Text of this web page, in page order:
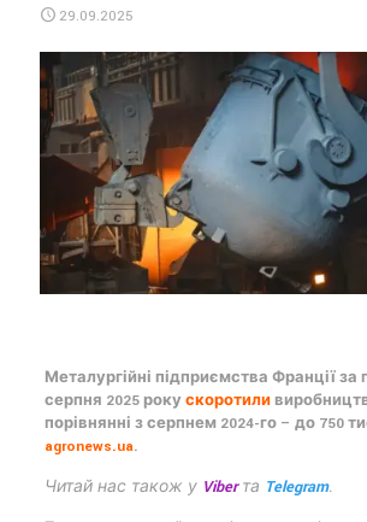
29.09.2025
Металургійні підприємства Франції за
серпня 2025 року скоротили
порівнянні з серпнем 2024-го – до 750
agronews.ua.
Читай нас також у Viberта Telegram.